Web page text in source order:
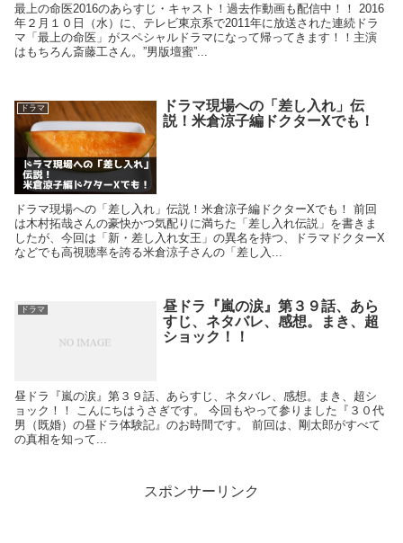
最上の命医2016のあらすじ・キャスト！過去作動画も配信中！！ 2016
年２月１０日（水）に、テレビ東京系で2011年に放送された連続ドラ
マ「最上の命医」がスペシャルドラマになって帰ってきます！！主演
はもちろん斎藤工さん。”男版壇蜜”...
ドラマ
ドラマ現場への「差し入れ」伝
説！米倉涼子編ドクターXでも！
ドラマ現場への「差し入れ」伝説！米倉涼子編ドクターXでも！ 前回
は木村拓哉さんの豪快かつ気配りに満ちた「差し入れ伝説」を書きま
したが、今回は「新・差し入れ女王」の異名を持つ、ドラマドクターX
などでも高視聴率を誇る米倉涼子さんの「差し入...
ドラマ
昼ドラ『嵐の涙』第３９話、あら
すじ、ネタバレ、感想。まき、超
ショック！！
昼ドラ『嵐の涙』第３９話、あらすじ、ネタバレ、感想。まき、超シ
ョック！！ こんにちはうさぎです。 今回もやって参りました『３０代
男（既婚）の昼ドラ体験記』のお時間です。 前回は、剛太郎がすべて
の真相を知って...
スポンサーリンク